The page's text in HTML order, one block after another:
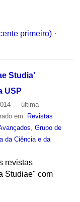
primeiro) ·
Studia'
USP
— última
em: Revistas
Grupo de
da Ciência e da
revistas
Studiae" com